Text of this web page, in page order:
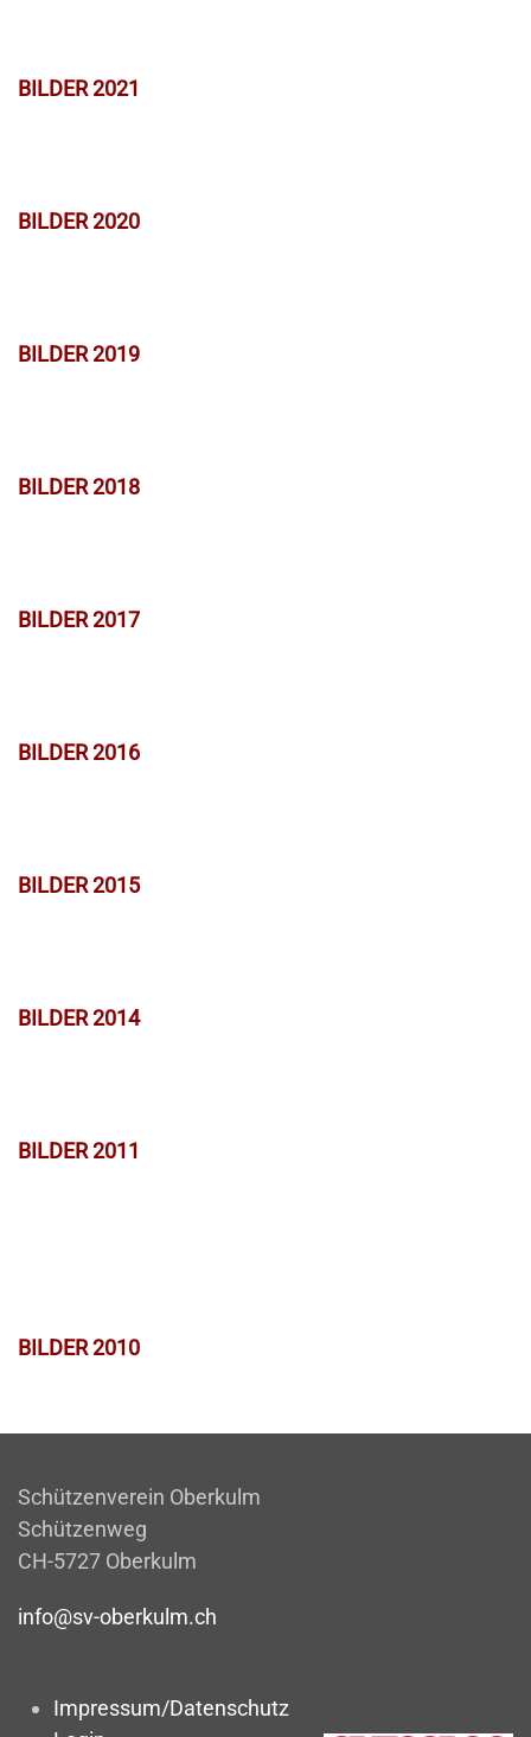
BILDER 2021
BILDER 2020
BILDER 2019
BILDER 2018
BILDER 2017
BILDER 2016
BILDER 2015
BILDER 2014
BILDER 2011
BILDER 2010
Schützenverein Oberkulm
Schützenweg
CH-5727 Oberkulm
info@sv-oberkulm.ch
Impressum/Datenschutz